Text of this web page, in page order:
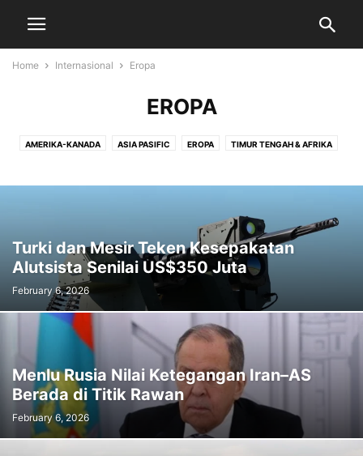
Home Internasional Eropa
EROPA
AMERIKA-KANADA ASIA PASIFIC EROPA TIMUR TENGAH & AFRIKA
Turki dan Mesir Teken Kesepakatan
Alutsista Senilai US$350 Juta
February 6, 2026
Menlu Rusia Nilai Ketegangan Iran–AS
Berada di Titik Rawan
February 6, 2026